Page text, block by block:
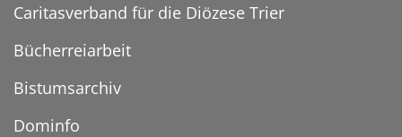
Caritasverband für die Diözese Trier
Bücherreiarbeit
Bistumsarchiv
Dominfo